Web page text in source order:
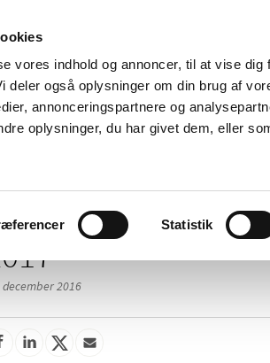
vores indhold og annoncer, til at vise dig
deler også oplysninger om din brug af
annonceringspartnere og
oplysninger, du har givet dem, eller
Statistik
Nyheder
Tilskud og
Apoteker
december 2016